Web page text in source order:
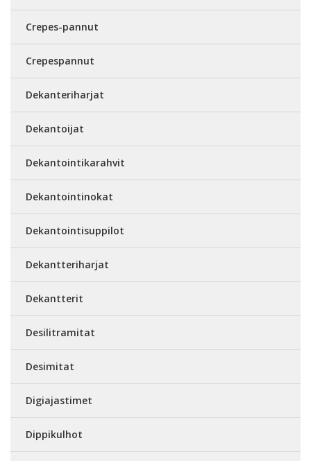
Crepes-pannut
Crepespannut
Dekanteriharjat
Dekantoijat
Dekantointikarahvit
Dekantointinokat
Dekantointisuppilot
Dekantteriharjat
Dekantterit
Desilitramitat
Desimitat
Digiajastimet
Dippikulhot